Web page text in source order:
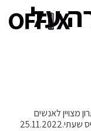
על
מצויין לאנשים